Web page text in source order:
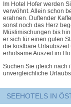
Im Hotel Hofer werden
verwöhnt. Allein schon
erahnen. Duftender
sonst noch das Herz
Müslimischungen bis
er sich für einen guten
die kostbare
erholsame Auszeit im
Suchen Sie gleich nach
unvergleichliche
SEEHOTELS IN